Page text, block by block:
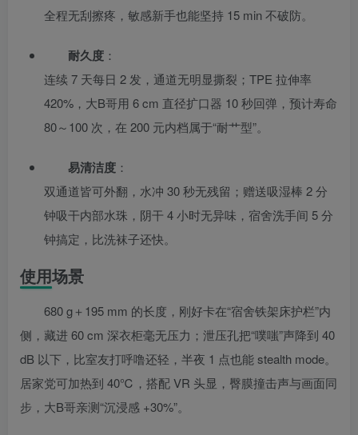
全程无刮擦疼，敏感新手也能坚持 15 min 不破防。
耐久度 ：
连续 7 天每日 2 发，通道无明显撕裂；TPE 拉伸率
420%，大B哥用 6 cm 直径扩口器 10 秒回弹，预计寿命
80～100 次，在 200 元内档属于“耐艹型”。
易清洁度 ：
双通道皆可外翻，水冲 30 秒无残留；赠送吸湿棒 2 分
钟吸干内部水珠，阴干 4 小时无异味，宿舍洗手间 5 分
钟搞定，比洗袜子还快。
使用场景
680 g＋195 mm 的长度，刚好卡在“宿舍铁架床护栏”内
侧，藏进 60 cm 深衣柜毫无压力；泄压孔把“噗嗤”声降到 40
dB 以下，比室友打呼噜还轻，半夜 1 点也能 stealth mode。
居家党可加热到 40℃，搭配 VR 头显，臀膜撞击声与画面同
步，大B哥亲测“沉浸感 +30%”。